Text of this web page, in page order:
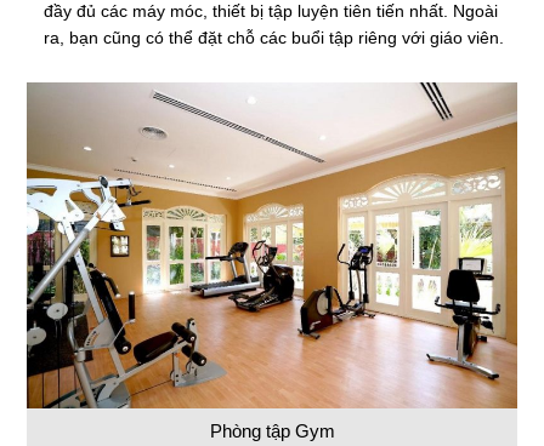
đầy đủ các máy móc, thiết bị tập luyện tiên tiến nhất. Ngoài
ra, bạn cũng có thể đặt chỗ các buổi tập riêng với giáo viên.
Phòng tập Gym